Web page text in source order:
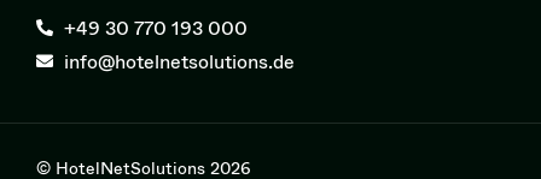
+49 30 770 193 000
info@hotelnetsolutions.de
© HotelNetSolutions 2026